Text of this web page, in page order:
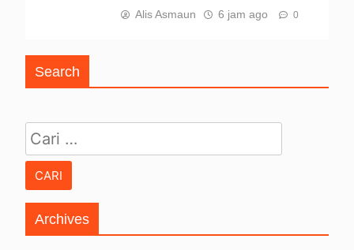
Alis Asmaun 6 jam ago 0
Search
Archives